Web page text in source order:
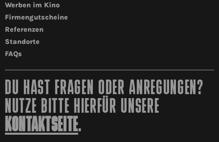
Werben im Kino
Firmengutscheine
Referenzen
Standorte
FAQs
DU HAST FRAGEN ODER ANREGUNGEN?
NUTZE BITTE HIERFÜR UNSERE
KONTAKTSEITE.